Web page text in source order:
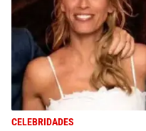
CELEBRIDADES